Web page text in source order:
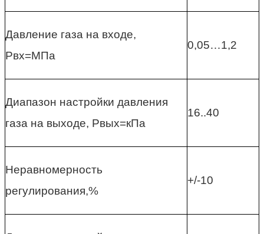
Давление газа на входе,
Рвх=МПа
0,05…1,2
Диапазон настройки давления
газа на выходе, Рвых=кПа
16..40
Неравномерность
регулирования,%
+/-10